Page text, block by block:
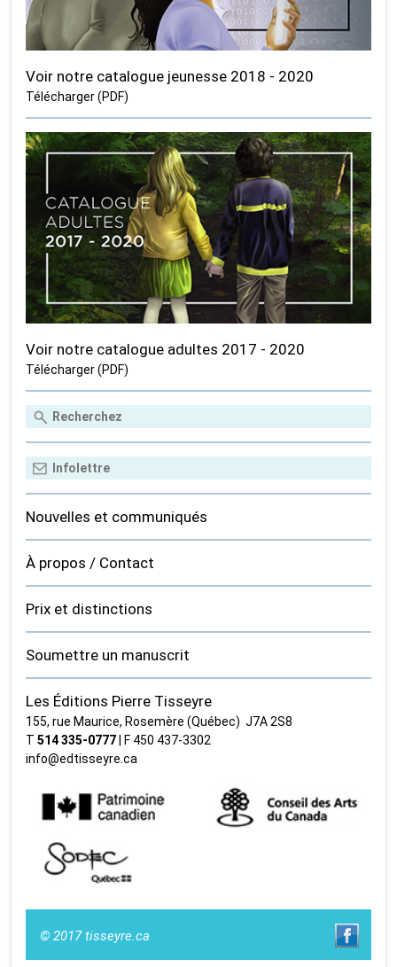
Voir notre catalogue jeunesse 2018 - 2020
Télécharger (PDF)
Voir notre catalogue adultes 2017 - 2020
Télécharger (PDF)
Nouvelles et communiqués
À propos / Contact
Prix et distinctions
Soumettre un manuscrit
Les Éditions Pierre Tisseyre
155, rue Maurice, Rosemère (Québec) J7A 2S8
T514 335‑0777 | F 450 437‑3302
info@edtisseyre.ca
© 2017 tisseyre.ca